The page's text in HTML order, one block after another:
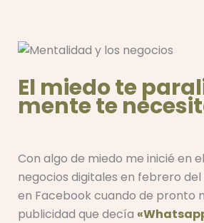
El miedo te
mente te
Con algo de miedo me inicié en
negocios digitales en febrero
en Facebook cuando de pronto
publicidad que decía